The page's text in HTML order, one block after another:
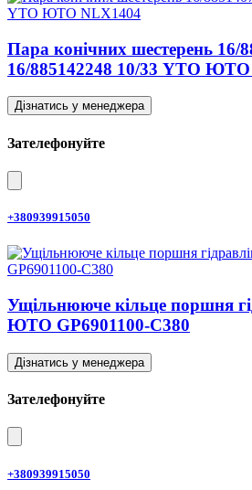
Пара конічних шестерень 16/
16/885142248 10/33 YTO
Дізнатись у менеджера
Зателефонуйте
+380939915050
Ущільнююче кільце поршня
ЮТО GP6901100-C380
Дізнатись у менеджера
Зателефонуйте
+380939915050